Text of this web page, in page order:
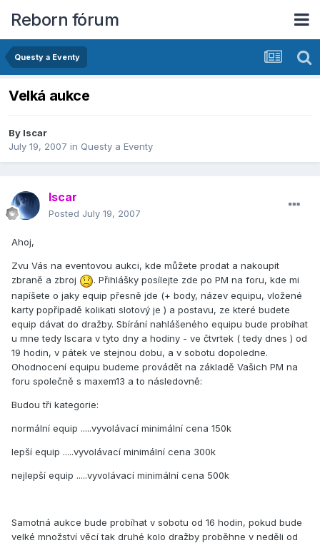
Reborn fórum
Questy a Eventy
Velká aukce
By Iscar
July 19, 2007 in Questy a Eventy
Iscar
Posted July 19, 2007
Ahoj,
Zvu Vás na eventovou aukci, kde můžete prodat a nakoupit
zbraně a zbroj
. Přihlášky posí­lejte zde po PM na foru, kde mi
napí­šete o jaky equip přesně jde (+ body, název equipu, vložené
karty popří­padě kolikati slotový je ) a postavu, ze které budete
equip dávat do dražby. Sbí­rání­ nahlášeného equipu bude probí­hat
u mne tedy Iscara v tyto dny a hodiny - ve čtvrtek ( tedy dnes ) od
19 hodin, v pátek ve stejnou dobu, a v sobotu dopoledne.
Ohodnocení­ equipu budeme provádět na základě Vašich PM na
foru společně s maxem13 a to následovně:
Budou tři kategorie:
normální­ equip .....vyvolávací­ minimální­ cena 150k
lepší­ equip .....vyvolávací­ minimální­ cena 300k
nejlepší­ equip .....vyvolávací­ minimální­ cena 500k
Samotná aukce bude probí­hat v sobotu od 16 hodin, pokud bude
velké množství­ věcí­ tak druhé kolo dražby proběhne v neděli od